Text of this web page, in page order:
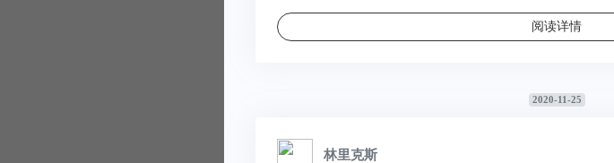
阅读详情
2020-11-25
林里克斯